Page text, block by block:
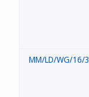
MM/LD/WG/16/3